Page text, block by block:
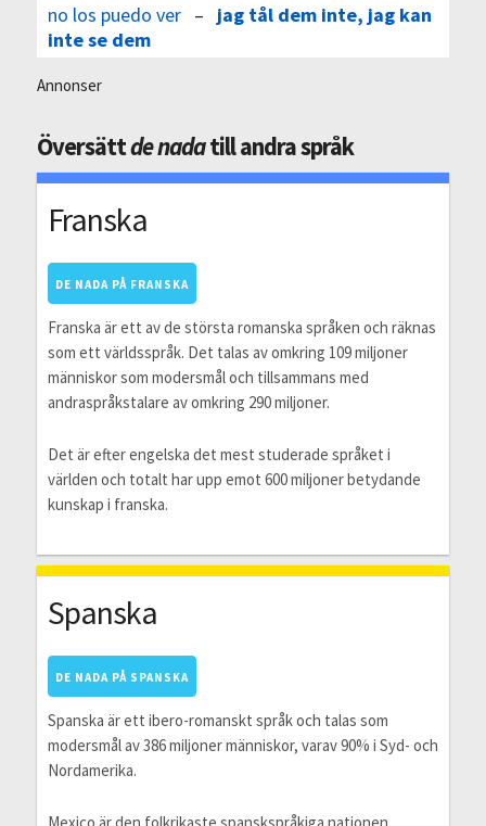
no los puedo ver– jag tål dem inte, jag kan
inte se dem
Annonser
Översättde nadatill andra språk
Franska
DE NADA PÅ FRANSKA
Franska är ett av de största romanska språken och räknas
som ett världsspråk. Det talas av omkring 109 miljoner
människor som modersmål och tillsammans med
andraspråkstalare av omkring 290 miljoner.
Det är efter engelska det mest studerade språket i
världen och totalt har upp emot 600 miljoner betydande
kunskap i franska.
Spanska
DE NADA PÅ SPANSKA
Spanska är ett ibero-romanskt språk och talas som
modersmål av 386 miljoner människor, varav 90% i Syd- och
Nordamerika.
Mexico är den folkrikaste spanskspråkiga nationen.